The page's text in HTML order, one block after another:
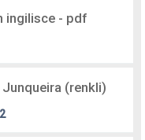
ingilisce - pdf
(renkli)